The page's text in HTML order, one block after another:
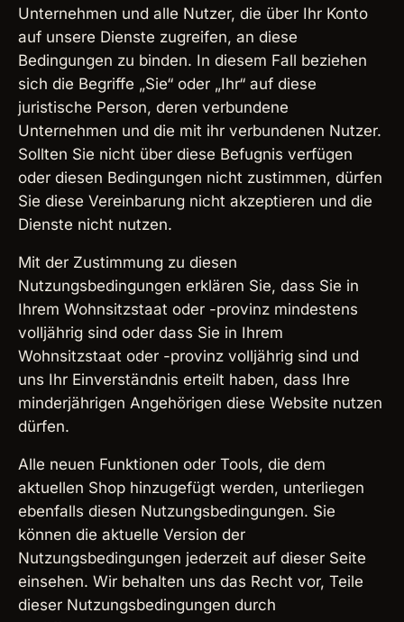
Unternehmen und alle Nutzer, die über Ihr Konto
auf unsere Dienste zugreifen, an diese
Bedingungen zu binden. In diesem Fall beziehen
sich die Begriffe „Sie“ oder „Ihr“ auf diese
juristische Person, deren verbundene
Unternehmen und die mit ihr verbundenen Nutzer.
Sollten Sie nicht über diese Befugnis verfügen
oder diesen Bedingungen nicht zustimmen, dürfen
Sie diese Vereinbarung nicht akzeptieren und die
Dienste nicht nutzen.
Mit der Zustimmung zu diesen
Nutzungsbedingungen erklären Sie, dass Sie in
Ihrem Wohnsitzstaat oder -provinz mindestens
volljährig sind oder dass Sie in Ihrem
Wohnsitzstaat oder -provinz volljährig sind und
uns Ihr Einverständnis erteilt haben, dass Ihre
minderjährigen Angehörigen diese Website nutzen
dürfen.
Alle neuen Funktionen oder Tools, die dem
aktuellen Shop hinzugefügt werden, unterliegen
ebenfalls diesen Nutzungsbedingungen. Sie
können die aktuelle Version der
Nutzungsbedingungen jederzeit auf dieser Seite
einsehen. Wir behalten uns das Recht vor, Teile
dieser Nutzungsbedingungen durch